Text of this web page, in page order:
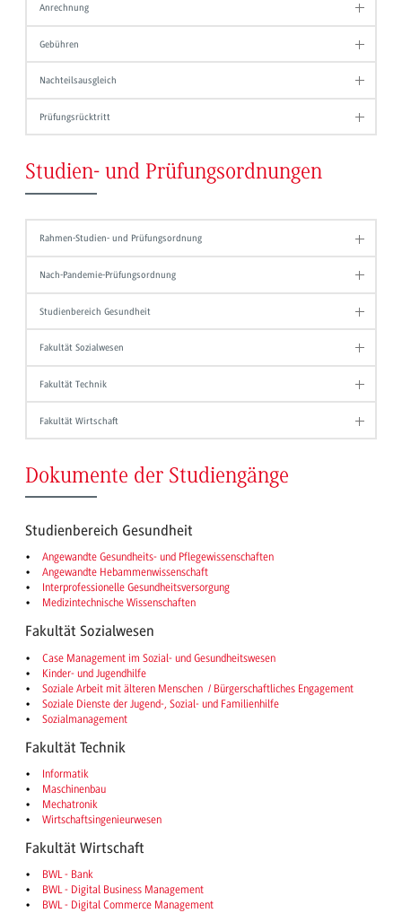
Anrechnung
Gebühren
Nachteilsausgleich
Prüfungsrücktritt
Studien- und Prüfungsordnungen
Rahmen-Studien- und Prüfungsordnung
Nach-Pandemie-Prüfungsordnung
Studienbereich Gesundheit
Fakultät Sozialwesen
Fakultät Technik
Fakultät Wirtschaft
Dokumente der Studiengänge
Studienbereich Gesundheit
Angewandte Gesundheits- und Pflegewissenschaften
Angewandte Hebammenwissenschaft
Interprofessionelle Gesundheitsversorgung
Medizintechnische Wissenschaften
Fakultät Sozialwesen
Case Management im Sozial- und Gesundheitswesen
Kinder- und Jugendhilfe
Soziale Arbeit mit älteren Menschen / Bürgerschaftliches Engagement
Soziale Dienste der Jugend-, Sozial- und Familienhilfe
Sozialmanagement
Fakultät Technik
Informatik
Maschinenbau
Mechatronik
Wirtschaftsingenieurwesen
Fakultät Wirtschaft
BWL - Bank
BWL - Digital Business Management
BWL - Digital Commerce Management